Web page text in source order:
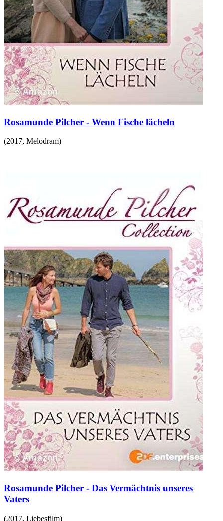
Rosamunde Pilcher - Wenn Fische lächeln
(2017, Melodram)
Rosamunde Pilcher - Das Vermächtnis unseres
Vaters
(2017, Liebesfilm)